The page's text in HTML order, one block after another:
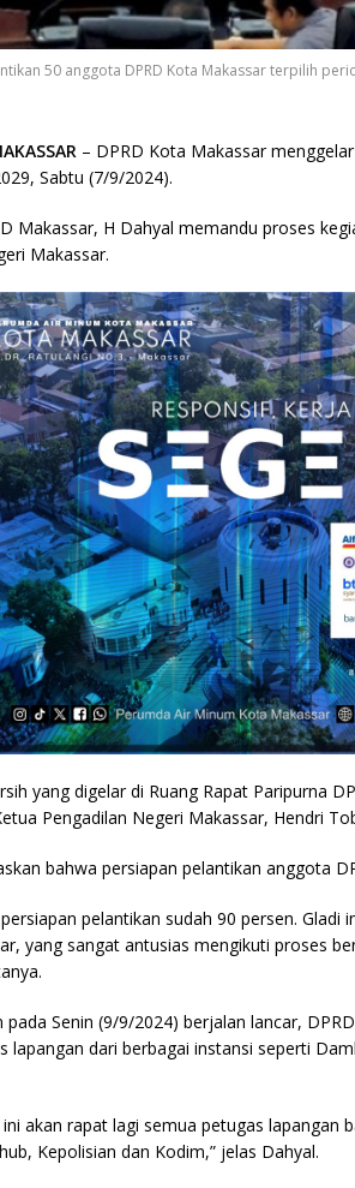
50 anggota DPRD Kota Makassar terpilih
– DPRD Kota Makassar
Sabtu (7/9/2024).
Makassar, H Dahyal memandu proses
Makassar.
yang digelar di Ruang Rapat Paripurna
Pengadilan Negeri Makassar, Hendri
bahwa persiapan pelantikan anggota
pelantikan sudah 90 persen. Gladi
yang sangat antusias mengikuti proses
pada Senin (9/9/2024) berjalan lancar,
lapangan dari berbagai instansi seperti
ini akan rapat lagi semua petugas lapangan
Kepolisian dan Kodim,” jelas Dahyal.